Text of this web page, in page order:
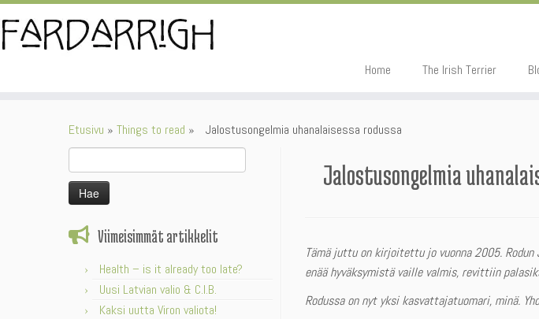
Skip
to
content
Home The Irish Terrier
Etusivu » Things to read » Jalostusongelmia uhanalaisessa rodussa
Viimeisimmät artikkelit
Health – is it already too late?
Uusi Latvian valio & C.I.B.
Kaksi uutta Viron valiota!
Jalostusongelmia
Tämä juttu on kirjoitettu jo vuonna 2005.
enää hyväksymistä vaille valmis, revittiin
Rodussa on nyt yksi kasvattajatuomari, minä.